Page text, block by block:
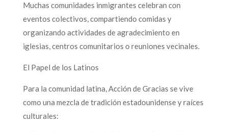
Muchas comunidades inmigrantes celebran con
eventos colectivos, compartiendo comidas y
organizando actividades de agradecimiento en
iglesias, centros comunitarios o reuniones vecinales.
El Papel de los Latinos
Para la comunidad latina, Acción de Gracias se vive
como una mezcla de tradición estadounidense y raíces
culturales: